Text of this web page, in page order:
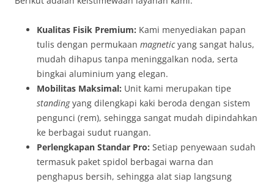
Kualitas Fisik Premium: Kami menyediakan papan
tulis dengan permukaan magneticyang sangat halus,
mudah dihapus tanpa meninggalkan noda, serta
bingkai aluminium yang elegan.
Mobilitas Maksimal: Unit kami merupakan tipe
standingyang dilengkapi kaki beroda dengan sistem
pengunci (rem), sehingga sangat mudah dipindahkan
ke berbagai sudut ruangan.
Perlengkapan Standar Pro: Setiap penyewaan sudah
termasuk paket spidol berbagai warna dan
penghapus bersih, sehingga alat siap langsung